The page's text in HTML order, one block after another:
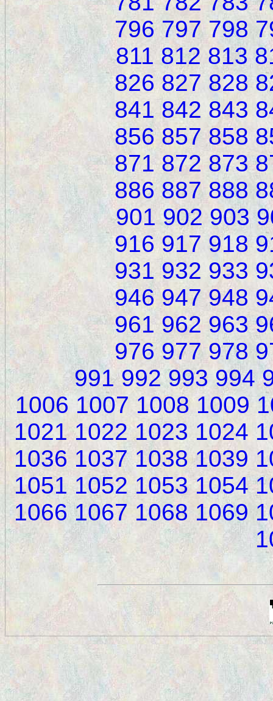
796 797 798
811 812 813
826 827 828
841 842 843
856 857 858
871 872 873
886 887 888
901 902 903
916 917 918
931 932 933
946 947 948
961 962 963
976 977 978
991 992 993 994
1006 1007 1008 1009
1021 1022 1023 1024
1036 1037 1038 1039
1051 1052 1053 1054
1066 1067 1068 1069